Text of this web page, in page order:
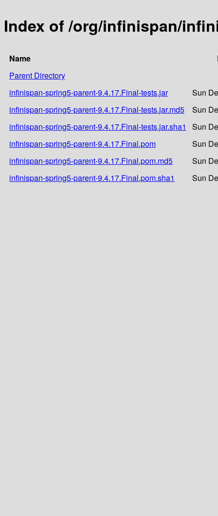
Index of /org/infinispan/
Name
Parent Directory
infinispan-spring5-parent-9.4.17.Final-tests.jar
Sun
infinispan-spring5-parent-9.4.17.Final-tests.jar.md5
Sun
infinispan-spring5-parent-9.4.17.Final-tests.jar.sha1
Sun
infinispan-spring5-parent-9.4.17.Final.pom
Sun
infinispan-spring5-parent-9.4.17.Final.pom.md5
Sun
infinispan-spring5-parent-9.4.17.Final.pom.sha1
Sun